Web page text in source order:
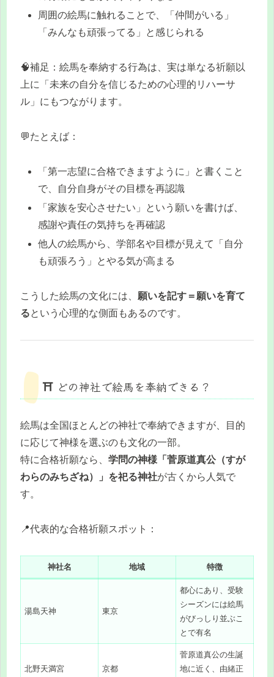
周囲の絵馬に触れることで、「仲間がいる」
「みんなも頑張ってる」と感じられる
🧠補足：絵馬を奉納する行為は、実は単なる祈願以
上に「未来の自分を信じるための心理的リハーサ
ル」にもつながります。
💬たとえば：
「第一志望に合格できますように」と書くこと
で、自分自身がその目標を再認識
「家族を安心させたい」という願いを書けば、
感謝や責任の気持ちを再確認
他人の絵馬から、学部名や目標が見えて「自分
も頑張ろう」とやる気が高まる
こうした絵馬の文化には、 願いを記す＝願いを育て
るという心理的な側面もあるのです。
⛩️ どの神社で絵馬を奉納できる？
絵馬は全国ほとんどの神社で奉納できますが、目的
に応じて神様を選ぶのも文化の一部。
特に合格祈願なら、 学問の神様「菅原道真公（すが
わらのみちざね）」を祀る神社が古くから人気で
す。
📍代表的な合格祈願スポット：
神社名 地域 特徴
湯島天神 東京
都心にあり、受験
シーズンには絵馬
がびっしり並ぶこ
とで有名
北野天満宮 京都
菅原道真公の生誕
地に近く、由緒正